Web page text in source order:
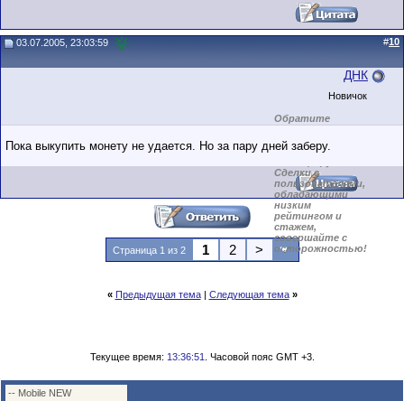
03.07.2005, 23:03:59 #10
ДНК
Новичок
Обратите
внимание на
маленький стаж
пользователя на
Сделки с
пользователями,
обладающими
низким
рейтингом и
стажем,
совершайте с
осторожностью!
Пока выкупить монету не удается. Но за пару дней заберу.
Страница 1 из 2 1 2 >
« Предыдущая тема| Следующая тема »
Текущее время: 13:36:51 . Часовой пояс GMT +3.